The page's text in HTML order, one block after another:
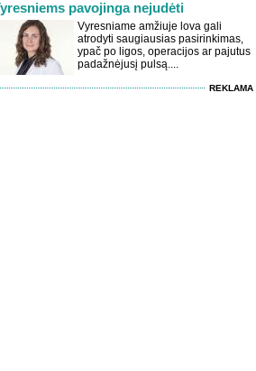
pavojinga nejudėti
Vyresniame amžiuje lova gali
atrodyti saugiausias pasirinkimas,
ypač po ligos, operacijos ar pajutus
padažnėjusį pulsą....
REKLAMA